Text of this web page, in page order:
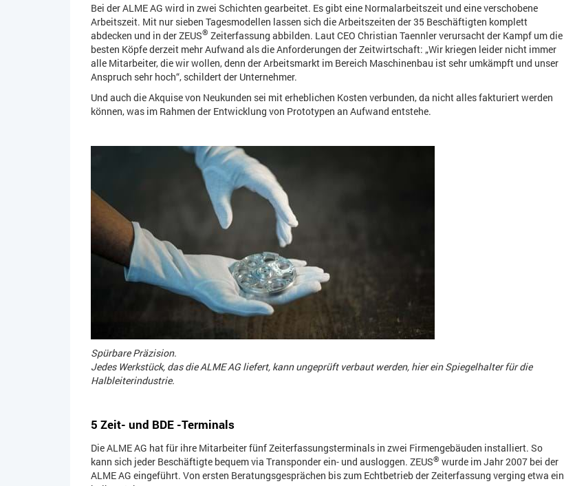
Bei der ALME AG wird in zwei Schichten gearbeitet. Es gibt eine Normalarbeitszeit und eine verschobene
Arbeitszeit. Mit nur sieben Tagesmodellen lassen sich die Arbeitszeiten der 35 Beschäftigten komplett
abdecken und in der ZEUS® Zeiterfassung abbilden. Laut CEO Christian Taennler verursacht der Kampf um die
besten Köpfe derzeit mehr Aufwand als die Anforderungen der Zeitwirtschaft: „Wir kriegen leider nicht immer
alle Mitarbeiter, die wir wollen, denn der Arbeitsmarkt im Bereich Maschinenbau ist sehr umkämpft und unser
Anspruch sehr hoch“, schildert der Unternehmer.
Und auch die Akquise von Neukunden sei mit erheblichen Kosten verbunden, da nicht alles fakturiert werden
können, was im Rahmen der Entwicklung von Prototypen an Aufwand entstehe.
Spürbare Präzision.
Jedes Werkstück, das die ALME AG liefert, kann ungeprüft verbaut werden, hier ein Spiegelhalter für die
Halbleiterindustrie.
5 Zeit- und BDE -Terminals
Die ALME AG hat für ihre Mitarbeiter fünf Zeiterfassungsterminals in zwei Firmengebäuden installiert. So
kann sich jeder Beschäftigte bequem via Transponder ein- und ausloggen. ZEUS® wurde im Jahr 2007 bei der
ALME AG eingeführt. Von ersten Beratungsgesprächen bis zum Echtbetrieb der Zeiterfassung verging etwa ein